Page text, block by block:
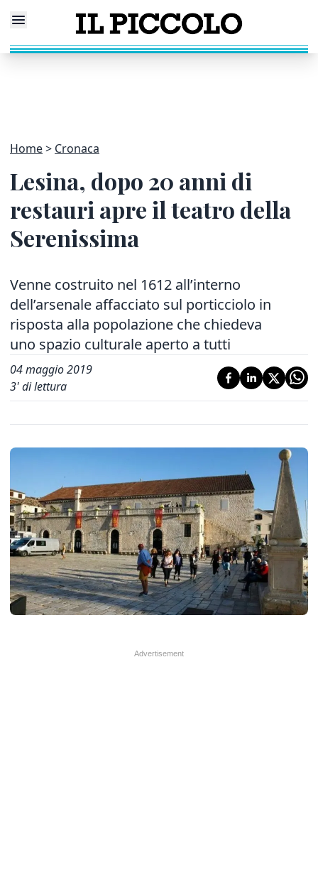
Home Cronaca
Lesina, dopo 20 anni di
restauri apre il teatro della
Serenissima
Venne costruito nel 1612 all’interno
dell’arsenale affacciato sul porticciolo in
risposta alla popolazione che chiedeva
uno spazio culturale aperto a tutti
04 maggio 2019
3' di lettura